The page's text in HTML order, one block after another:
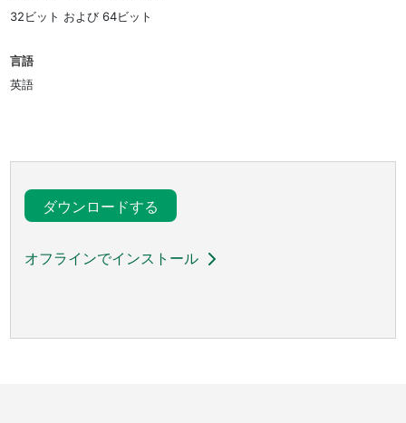
32ビット および 64ビット
言語
英語
ダウンロードする
オフラインでインストール